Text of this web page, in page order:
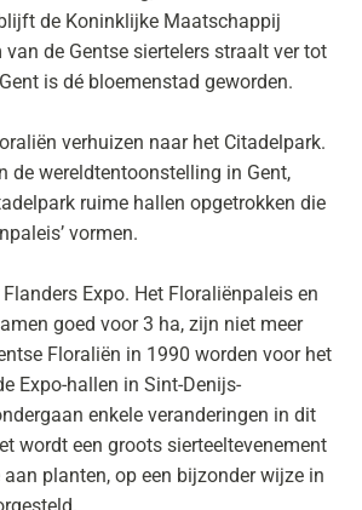
de Koninklijke Maatschappij
de Gentse siertelers straalt ver tot
is dé bloemenstad geworden.
verhuizen naar het Citadelpark.
de wereldtentoonstelling in Gent,
ruime hallen opgetrokken die
vormen.
Expo. Het Floraliënpaleis en
goed voor 3 ha, zijn niet meer
Floraliën in 1990 worden voor het
Expo-hallen in Sint-Denijs-
enkele veranderingen in dit
wordt een groots sierteeltevenement
aan planten, op een bijzonder wijze in